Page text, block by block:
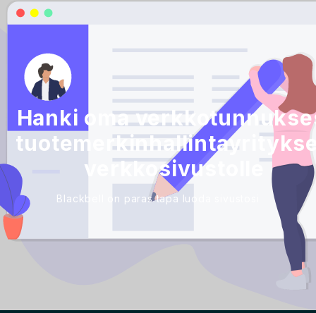
Hanki oma
verkkosivustolle
Blackbell on paras tapa luoda sivustosi